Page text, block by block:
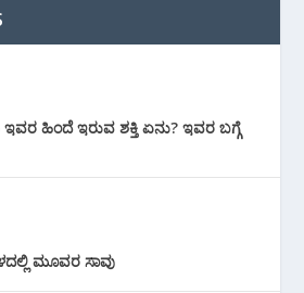
ಹಿಂದೆ ಇರುವ ಶಕ್ತಿ ಏನು? ಇವರ ಬಗ್ಗೆ
ಮೂವರ ಸಾವು